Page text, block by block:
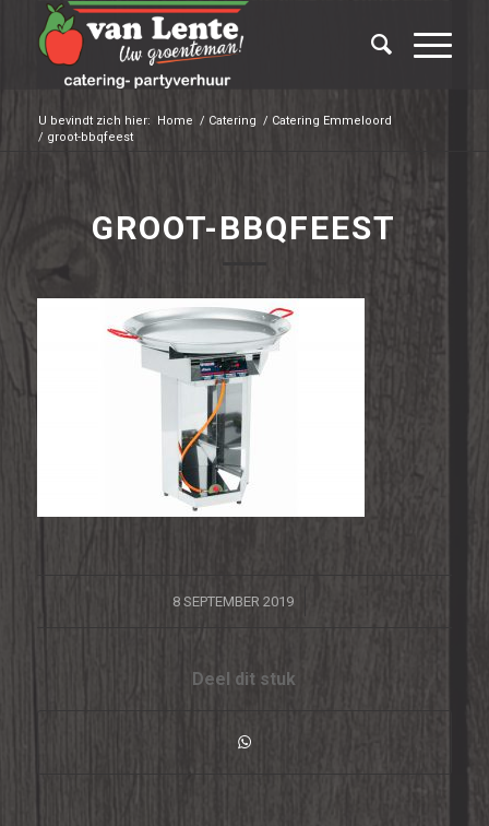
U bevindt zich hier: Home / Catering / Catering Emmeloord
/ groot-bbqfeest
GROOT-BBQFEEST
8 SEPTEMBER 2019
/
Deel dit stuk